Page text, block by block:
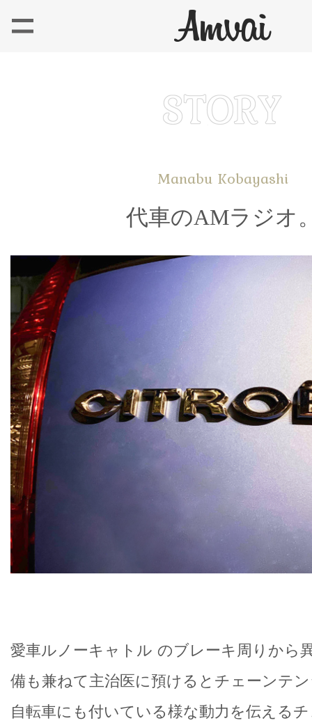
Manabu Kobayashi
代車のAMラジオ
愛車ルノーキャトル のブレーキ周りから
備も兼ねて主治医に預けるとチェーンテ
自転車にも付いている様な動力を伝える